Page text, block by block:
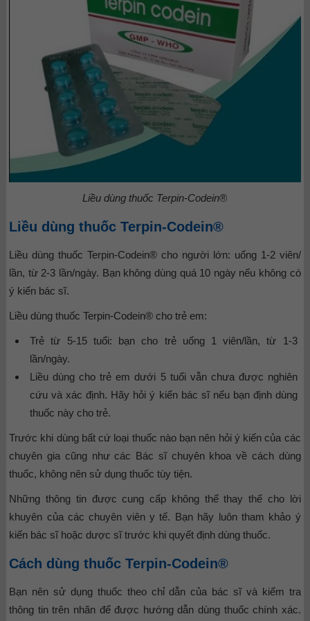
Liều dùng thuốc Terpin-Codein®
Liều dùng thuốc Terpin-Codein®
Liều dùng thuốc Terpin-Codein® cho người lớn: uống 1-2 viên/
lần, từ 2-3 lần/ngày. Bạn không dùng quá 10 ngày nếu không có
ý kiến bác sĩ.
Liều dùng thuốc Terpin-Codein® cho trẻ em:
Trẻ từ 5-15 tuổi: bạn cho trẻ uống 1 viên/lần, từ 1-3
lần/ngày.
Liều dùng cho trẻ em dưới 5 tuổi vẫn chưa được nghiên
cứu và xác định. Hãy hỏi ý kiến bác sĩ nếu bạn định dùng
thuốc này cho trẻ.
Trước khi dùng bất cứ loại thuốc nào bạn nên hỏi ý kiến của các
chuyên gia cũng như các Bác sĩ chuyên khoa về cách dùng
thuốc, không nên sử dụng thuốc tùy tiện.
Những thông tin được cung cấp không thể thay thế cho lời
khuyên của các chuyên viên y tế. Bạn hãy luôn tham khảo ý
kiến bác sĩ hoặc dược sĩ trước khi quyết định dùng thuốc.
Cách dùng thuốc Terpin-Codein®
Bạn nên sử dụng thuốc theo chỉ dẫn của bác sĩ và kiểm tra
thông tin trên nhãn để được hướng dẫn dùng thuốc chính xác.